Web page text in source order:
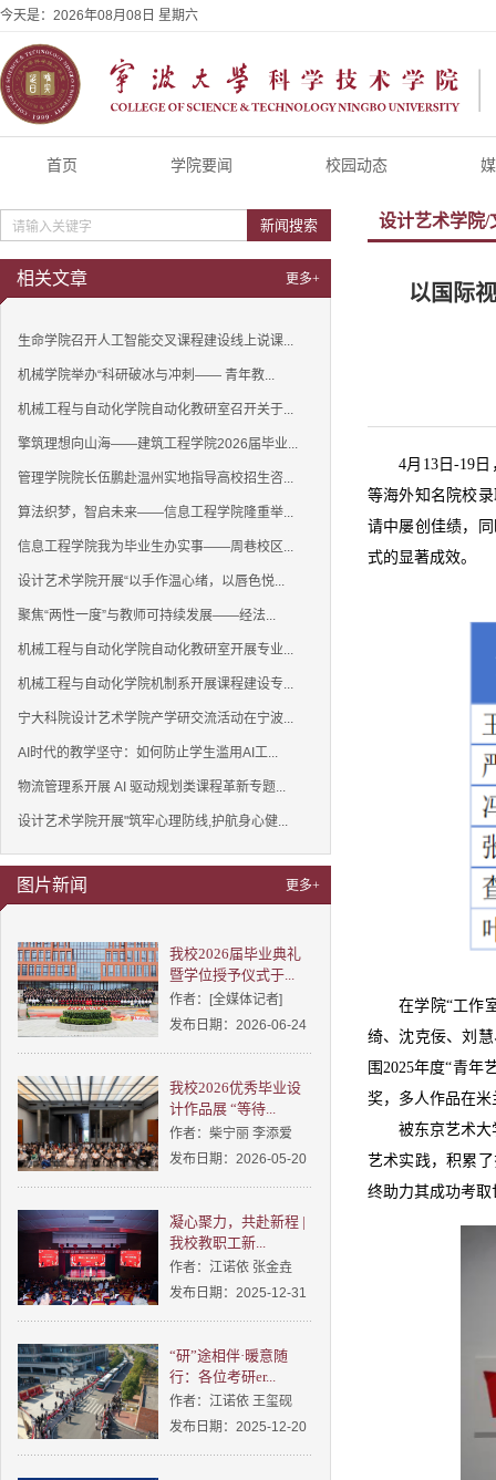
今天是： 2026年08月08日 星期六
首页 学院要闻 校园动态
新闻搜索
相关文章 更多+
生命学院召开人工智能交叉课程建设线上说课...
机械学院举办“科研破冰与冲刺—— 青年教...
机械工程与自动化学院自动化教研室召开关于...
擎筑理想向山海——建筑工程学院2026届毕业...
管理学院院长伍鹏赴温州实地指导高校招生咨...
算法织梦，智启未来——信息工程学院隆重举...
信息工程学院我为毕业生办实事——周巷校区...
设计艺术学院开展“以手作温心绪，以唇色悦...
聚焦“两性一度”与教师可持续发展——经法...
机械工程与自动化学院自动化教研室开展专业...
机械工程与自动化学院机制系开展课程建设专...
宁大科院设计艺术学院产学研交流活动在宁波...
AI时代的教学坚守：如何防止学生滥用AI工...
物流管理系开展 AI 驱动规划类课程革新专题...
设计艺术学院开展"筑牢心理防线,护航身心健...
图片新闻 更多+
我校2026届毕业典礼
暨学位授予仪式于...
作者：[全媒体记者]
发布日期：2026-06-24
我校2026优秀毕业设
计作品展 “等待...
作者：柴宁丽 李添爱
发布日期：2026-05-20
凝心聚力，共赴新程 |
我校教职工新...
作者：江诺依 张金垚
发布日期：2025-12-31
“研”途相伴·暖意随
行：各位考研er...
作者：江诺依 王玺砚
发布日期：2025-12-20
设计艺术学院/
以国际
4月13日-19
等海外知名院校
请中屡创佳绩，
式的显著成效。
在学院“工作
绮、沈克佞、刘
围2025年度“青年
奖，多人作品在
被东京艺术
艺术实践，积累
终助力其成功考